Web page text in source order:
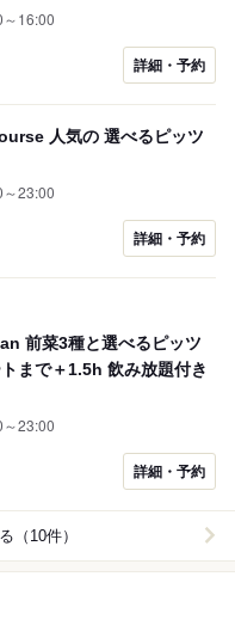
16:00
詳細・予約
人気の 選べるピッツ
23:00
詳細・予約
前菜3種と選べるピッツ
まで＋1.5h 飲み放題付き
23:00
詳細・予約
（10件）